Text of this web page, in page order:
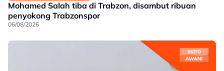
Mohamed Salah tiba di Trabzon, disambut ribuan
penyokong Trabzonspor
06/08/2026